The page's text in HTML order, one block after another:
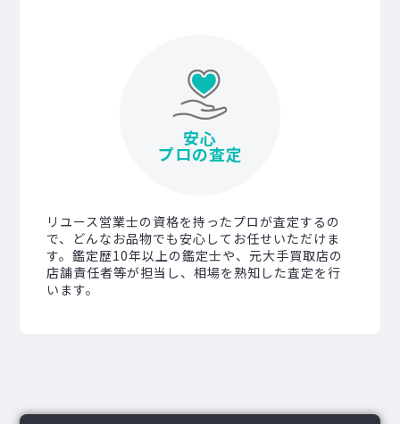
安心
プロの査定
リユース営業士の資格を持ったプロが査定するの
で、どんなお品物でも安心してお任せいただけま
す。鑑定歴10年以上の鑑定士や、元大手買取店の
店舗責任者等が担当し、相場を熟知した査定を行
います。